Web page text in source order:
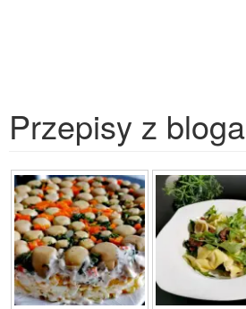
Przepisy z bloga